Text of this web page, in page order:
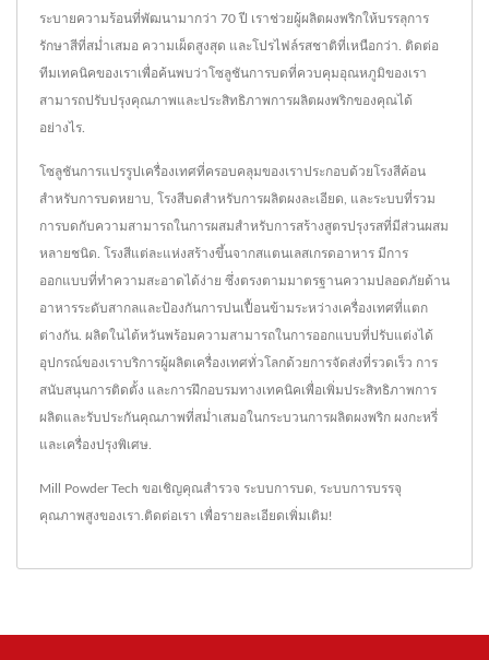
ระบายความร้อนที่พัฒนามากว่า 70 ปี เราช่วยผู้ผลิตผงพริกให้บรรลุการ
รักษาสีที่สม่ำเสมอ ความเผ็ดสูงสุด และโปรไฟล์รสชาติที่เหนือกว่า. ติดต่อ
ทีมเทคนิคของเราเพื่อค้นพบว่าโซลูชันการบดที่ควบคุมอุณหภูมิของเรา
สามารถปรับปรุงคุณภาพและประสิทธิภาพการผลิตผงพริกของคุณได้
อย่างไร.
โซลูชันการแปรรูปเครื่องเทศที่ครอบคลุมของเราประกอบด้วยโรงสีค้อน
สำหรับการบดหยาบ, โรงสีบดสำหรับการผลิตผงละเอียด, และระบบที่รวม
การบดกับความสามารถในการผสมสำหรับการสร้างสูตรปรุงรสที่มีส่วนผสม
หลายชนิด. โรงสีแต่ละแห่งสร้างขึ้นจากสแตนเลสเกรดอาหาร มีการ
ออกแบบที่ทำความสะอาดได้ง่าย ซึ่งตรงตามมาตรฐานความปลอดภัยด้าน
อาหารระดับสากลและป้องกันการปนเปื้อนข้ามระหว่างเครื่องเทศที่แตก
ต่างกัน. ผลิตในไต้หวันพร้อมความสามารถในการออกแบบที่ปรับแต่งได้
อุปกรณ์ของเราบริการผู้ผลิตเครื่องเทศทั่วโลกด้วยการจัดส่งที่รวดเร็ว การ
สนับสนุนการติดตั้ง และการฝึกอบรมทางเทคนิคเพื่อเพิ่มประสิทธิภาพการ
ผลิตและรับประกันคุณภาพที่สม่ำเสมอในกระบวนการผลิตผงพริก ผงกะหรี่
และเครื่องปรุงพิเศษ.
Mill Powder Tech ขอเชิญคุณสำรวจ ระบบการบด ระบบการบรรจุ
คุณภาพสูงของเรา. ติดต่อเรา เพื่อรายละเอียดเพิ่มเติม!